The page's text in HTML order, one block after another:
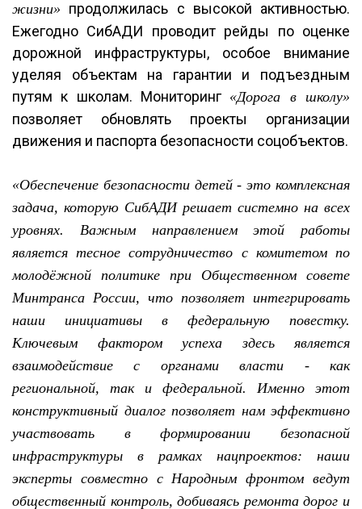
жизни» продолжилась с высокой активностью.
Ежегодно СибАДИ проводит рейды по оценке
дорожной инфраструктуры, особое внимание
уделяя объектам на гарантии и подъездным
путям к школам. Мониторинг «Дорога в школу»
позволяет обновлять проекты организации
движения и паспорта безопасности соцобъектов.
«Обеспечение безопасности детей - это комплексная
задача, которую СибАДИ решает системно на всех
уровнях. Важным направлением этой работы
является тесное сотрудничество с комитетом по
молодёжной политике при Общественном совете
Минтранса России, что позволяет интегрировать
наши инициативы в федеральную повестку.
Ключевым фактором успеха здесь является
взаимодействие с органами власти - как
региональной, так и федеральной. Именно этот
конструктивный диалог позволяет нам эффективно
участвовать в формировании безопасной
инфраструктуры в рамках нацпроектов: наши
эксперты совместно с Народным фронтом ведут
общественный контроль, добиваясь ремонта дорог и